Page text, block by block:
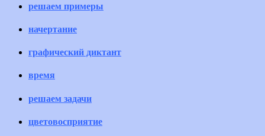
решаем примеры
начертание
графический диктант
время
решаем задачи
цветовосприятие